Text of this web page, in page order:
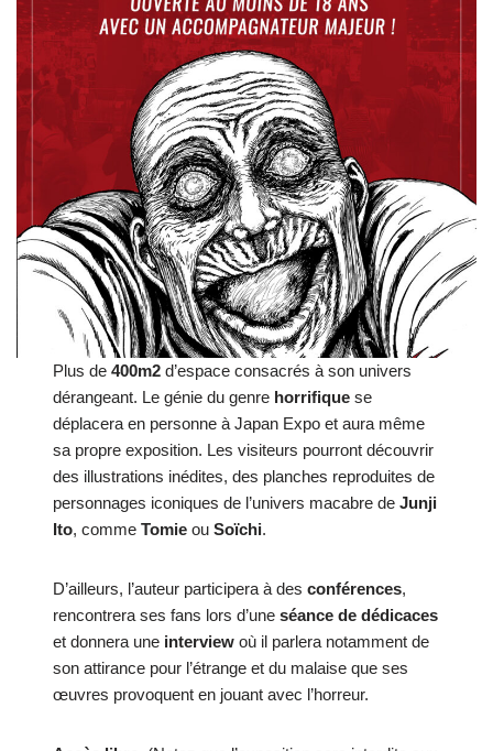
Plus de 400m2d’espace consacrés à son univers
dérangeant. Le génie du genre horrifique se
déplacera en personne à Japan Expo et aura même
sa propre exposition. Les visiteurs pourront découvrir
des illustrations inédites, des planches reproduites de
personnages iconiques de l’univers macabre deJunji
Ito, commeTomieouSoïchi.
D’ailleurs, l’auteur participera à des conférences,
rencontrera ses fans lors d’une séance de dédicaces
et donnera une interview où il parlera notamment de
son attirance pour l’étrange et du malaise que ses
œuvres provoquent en jouant avec l’horreur.